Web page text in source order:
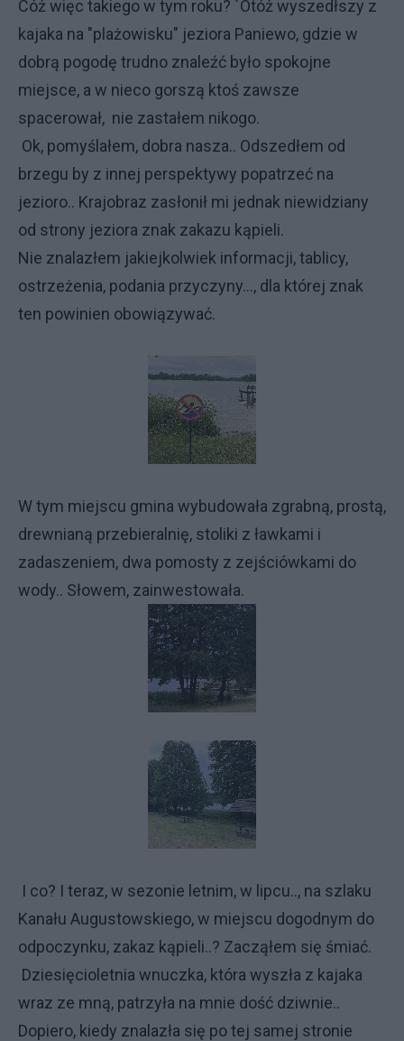
Cóż więc takiego w tym roku? `Otóż wyszedłszy z
kajaka na "plażowisku" jeziora Paniewo, gdzie w
dobrą pogodę trudno znaleźć było spokojne
miejsce, a w nieco gorszą ktoś zawsze
spacerował, nie zastałem nikogo.
Ok, pomyślałem, dobra nasza.. Odszedłem od
brzegu by z innej perspektywy popatrzeć na
jezioro.. Krajobraz zasłonił mi jednak niewidziany
od strony jeziora znak zakazu kąpieli.
Nie znalazłem jakiejkolwiek informacji, tablicy,
ostrzeżenia, podania przyczyny…, dla której znak
ten powinien obowiązywać.
W tym miejscu gmina wybudowała zgrabną, prostą,
drewnianą przebieralnię, stoliki z ławkami i
zadaszeniem, dwa pomosty z zejściówkami do
wody.. Słowem, zainwestowała.
I co? I teraz, w sezonie letnim, w lipcu.., na szlaku
Kanału Augustowskiego, w miejscu dogodnym do
odpoczynku, zakaz kąpieli..? Zacząłem się śmiać.
Dziesięcioletnia wnuczka, która wyszła z kajaka
wraz ze mną, patrzyła na mnie dość dziwnie..
Dopiero, kiedy znalazła się po tej samej stronie